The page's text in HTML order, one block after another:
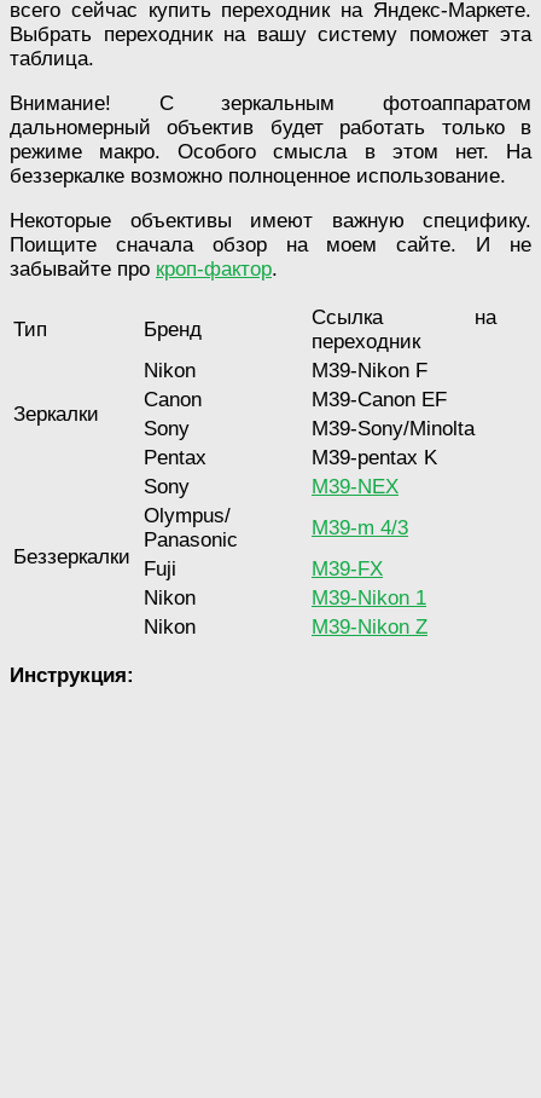
всего сейчас купить переходник на Яндекс-Маркете.
Выбрать переходник на вашу систему поможет эта
таблица.
Внимание! С зеркальным фотоаппаратом
дальномерный объектив будет работать только в
режиме макро. Особого смысла в этом нет. На
беззеркалке возможно полноценное использование.
Некоторые объективы имеют важную специфику.
Поищите сначала обзор на моем сайте. И не
забывайте про кроп-фактор.
Тип Бренд
Ссылка на
переходник
Зеркалки
Nikon
M39-Nikon F
Canon
M39-Canon EF
Sony
М39-Sony/Minolta
Pentax
M39-pentax K
Беззеркалки
Sony
M39-NEX
Оlympus/
Panasonic
M39-m 4/3
Fuji
M39-FX
Nikon
M39-Nikon 1
Nikon
M39-Nikon Z
Инструкция: